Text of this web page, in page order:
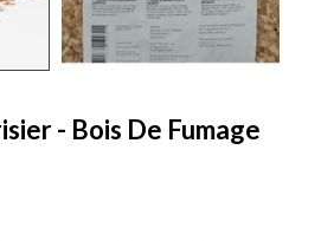
- Bois De Fumage